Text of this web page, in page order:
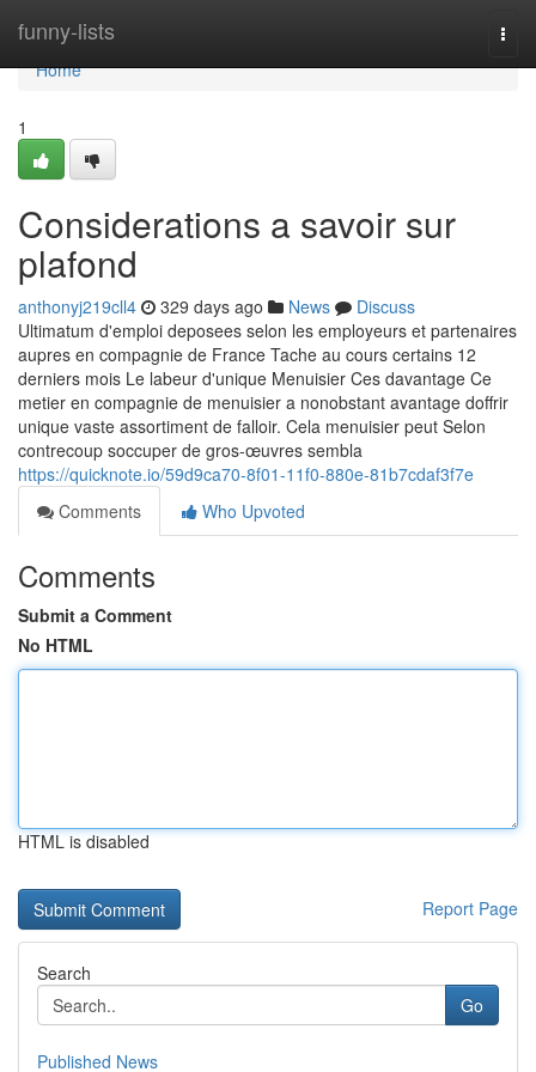
funny-lists
Home
Home
1
Considerations a savoir sur
plafond
anthonyj219cll4 329 days ago News
Discuss
Ultimatum d'emploi deposees selon les employeurs et partenaires
aupres en compagnie de France Tache au cours certains 12
derniers mois Le labeur d'unique Menuisier Ces davantage Ce
metier en compagnie de menuisier a nonobstant avantage doffrir
unique vaste assortiment de falloir. Cela menuisier peut Selon
contrecoup soccuper de gros-œuvres sembla
https://quicknote.io/59d9ca70-8f01-11f0-880e-81b7cdaf3f7e
Comments
Who Upvoted
Comments
Submit a Comment
No HTML
HTML is disabled
Report Page
Search
Go
Published News